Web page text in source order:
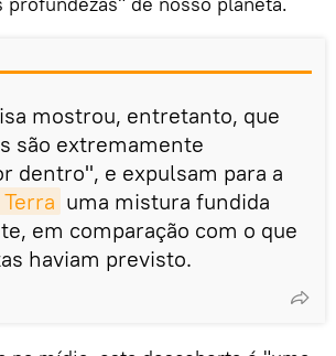
mostrou, entretanto, que
são extremamente
dentro", e expulsam para a
uma mistura fundida
em comparação com o que
haviam previsto.